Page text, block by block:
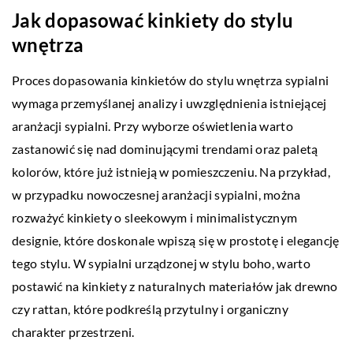
Jak dopasować kinkiety do stylu
wnętrza
Proces dopasowania kinkietów do stylu wnętrza sypialni
wymaga przemyślanej analizy i uwzględnienia istniejącej
aranżacji sypialni. Przy wyborze oświetlenia warto
zastanowić się nad dominującymi trendami oraz paletą
kolorów, które już istnieją w pomieszczeniu. Na przykład,
w przypadku nowoczesnej aranżacji sypialni, można
rozważyć kinkiety o sleekowym i minimalistycznym
designie, które doskonale wpiszą się w prostotę i elegancję
tego stylu. W sypialni urządzonej w stylu boho, warto
postawić na kinkiety z naturalnych materiałów jak drewno
czy rattan, które podkreślą przytulny i organiczny
charakter przestrzeni.